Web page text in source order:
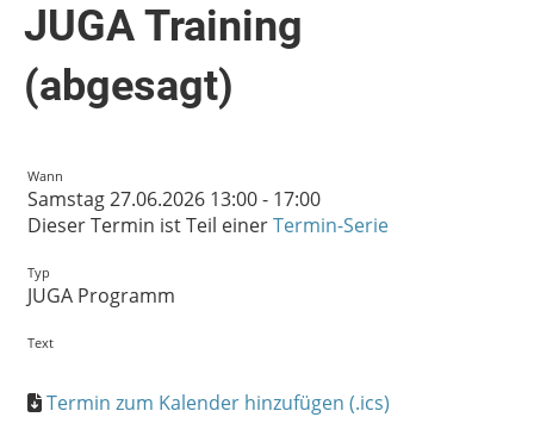
JUGA Training
(abgesagt)
Wann
Samstag 27.06.2026 13:00 - 17:00
Dieser Termin ist Teil einerTermin-Serie
Typ
JUGA Programm
Text
Termin zum Kalender hinzufügen (.ics)